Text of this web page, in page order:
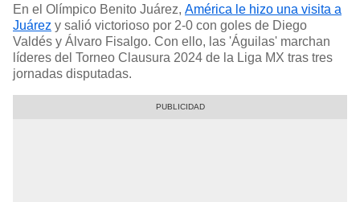
En el Olímpico Benito Juárez, América le hizo una visita a
Juárez y salió victorioso por 2-0 con goles de Diego
Valdés y Álvaro Fisalgo. Con ello, las 'Águilas' marchan
líderes del Torneo Clausura 2024 de la Liga MX tras tres
jornadas disputadas.